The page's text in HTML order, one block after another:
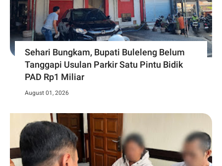
Sehari Bungkam, Bupati Buleleng Belum
Tanggapi Usulan Parkir Satu Pintu Bidik
PAD Rp1 Miliar
August 01, 2026